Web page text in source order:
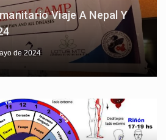
Viaje A Nepal Y
de 2024